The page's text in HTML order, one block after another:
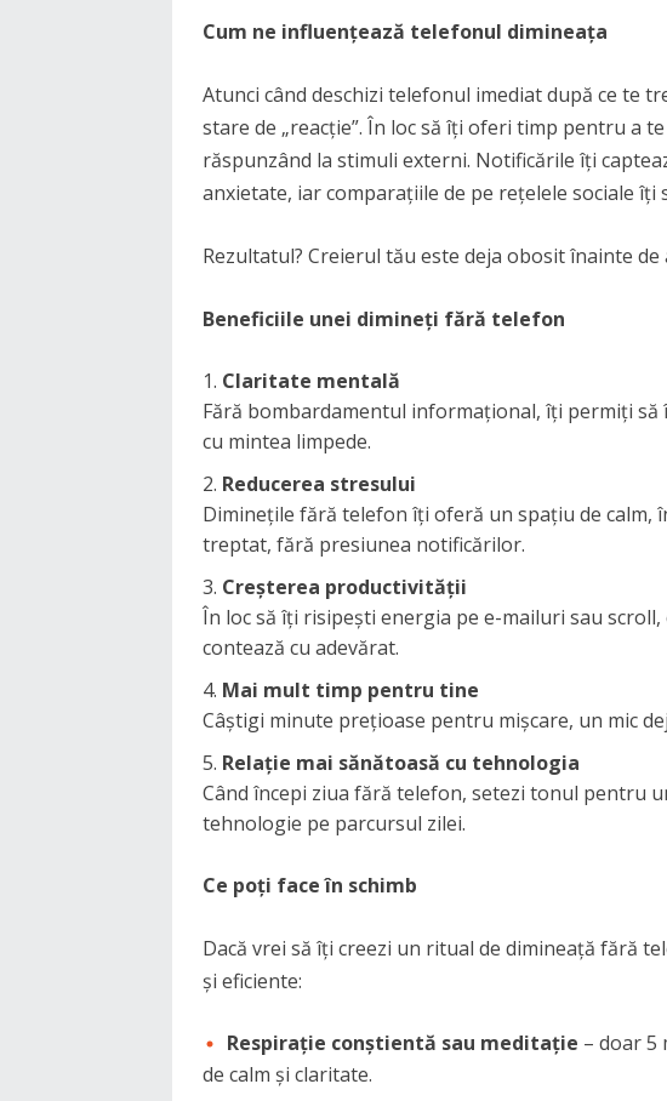
Cum ne influențează telefonul dimineața
Atunci când deschizi telefonul imediat după ce te
stare de „reacție”. În loc să îți oferi timp pentru a
răspunzând la stimuli externi. Notificările îți
anxietate, iar comparațiile de pe rețelele sociale îți
Rezultatul? Creierul tău este deja obosit înainte de
Beneficiile unei dimineți fără telefon
Claritate mentală
Fără bombardamentul informațional, îți permiți să
cu mintea limpede.
Reducerea stresului
Diminețile fără telefon îți oferă un spațiu de calm,
treptat, fără presiunea notificărilor.
Creșterea productivității
În loc să îți risipești energia pe e-mailuri sau
contează cu adevărat.
Mai mult timp pentru tine
Câștigi minute prețioase pentru mișcare, un mic
Relație mai sănătoasă cu tehnologia
Când începi ziua fără telefon, setezi tonul pentru
tehnologie pe parcursul zilei.
Ce poți face în schimb
Dacă vrei să îți creezi un ritual de dimineață fără
și eficiente:
Respirație conștientă sau meditație – doar 5
de calm și claritate.